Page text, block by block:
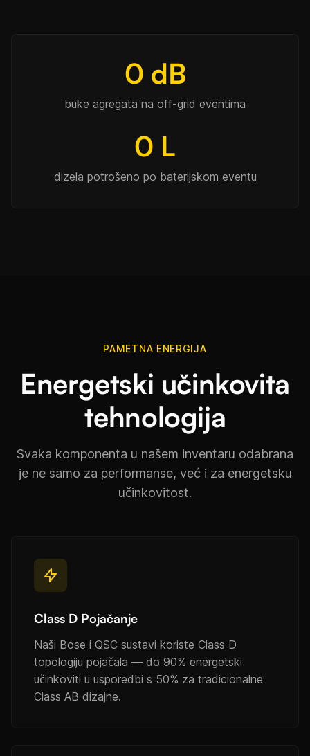
0 dB
buke agregata na off-grid eventima
0 L
dizela potrošeno po baterijskom eventu
PAMETNA ENERGIJA
Energetski učinkovita
tehnologija
Svaka komponenta u našem inventaru odabrana
je ne samo za performanse, već i za energetsku
učinkovitost.
Class D Pojačanje
Naši Bose i QSC sustavi koriste Class D
topologiju pojačala — do 90% energetski
učinkoviti u usporedbi s 50% za tradicionalne
Class AB dizajne.